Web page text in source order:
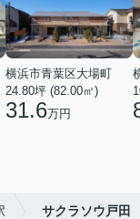
横浜市青葉区大場町
24.80坪 (82.00㎡)
31.6万円
サクラソウ戸田